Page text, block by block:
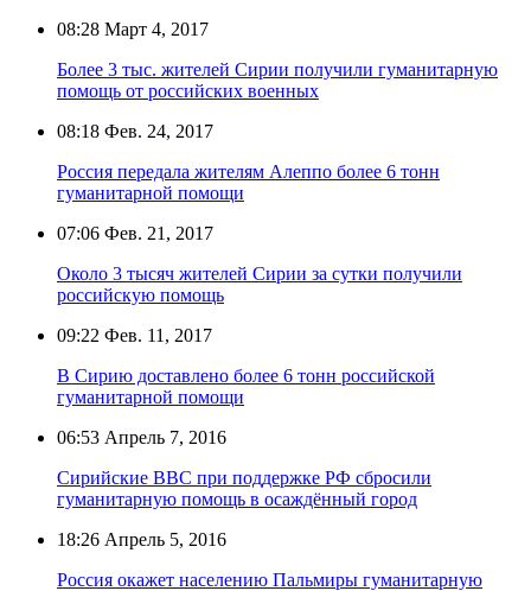
08:28 Март 4, 2017
Более 3 тыс. жителей Сирии получили гуманитарную
помощь от российских военных
08:18 Фев. 24, 2017
Россия передала жителям Алеппо более 6 тонн
гуманитарной помощи
07:06 Фев. 21, 2017
Около 3 тысяч жителей Сирии за сутки получили
российскую помощь
09:22 Фев. 11, 2017
В Сирию доставлено более 6 тонн российской
гуманитарной помощи
06:53 Апрель 7, 2016
Сирийские ВВС при поддержке РФ сбросили
гуманитарную помощь в осаждённый город
18:26 Апрель 5, 2016
Россия окажет населению Пальмиры гуманитарную